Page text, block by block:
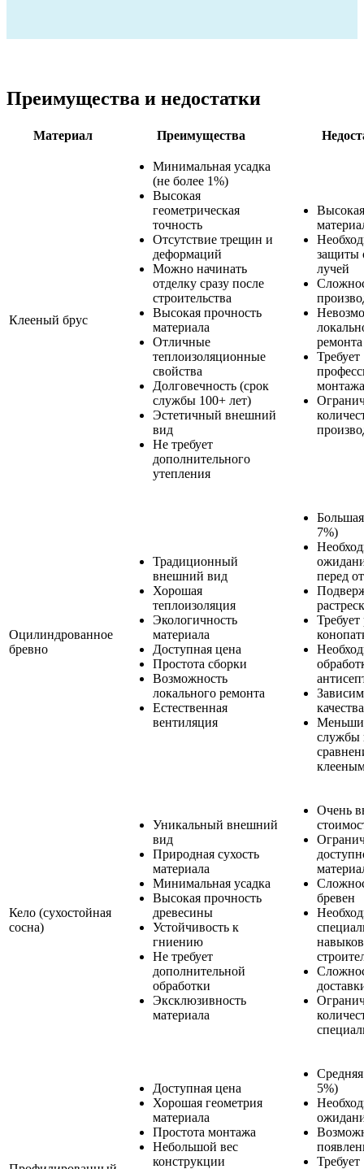
Преимущества и недостатки
Материал Преимущества
Клееный брус
Минимальная усадка
(не более 1%)
Высокая
геометрическая
точность
Отсутствие трещин и
деформаций
Можно начинать
отделку сразу после
строительства
Высокая прочность
материала
Отличные
теплоизоляционные
свойства
Долговечность (срок
службы 100+ лет)
Эстетичный внешний
вид
Не требует
дополнительного
утепления
защиты
лучей
ремонта
Требует
монтажа
Оцилиндрованное
бревно
Традиционный
внешний вид
Хорошая
теплоизоляция
Экологичность
материала
Доступная цена
Простота сборки
Возможность
локального ремонта
Естественная
вентиляция
7%)
перед
Требует
службы
Кело (сухостойная
сосна)
Уникальный внешний
вид
Природная сухость
материала
Минимальная усадка
Высокая прочность
древесины
Устойчивость к
гниению
Не требует
дополнительной
обработки
Эксклюзивность
материала
Очень
бревен
Доступная цена
Хорошая геометрия
материала
Простота монтажа
Небольшой вес
конструкции
5%)
Требует